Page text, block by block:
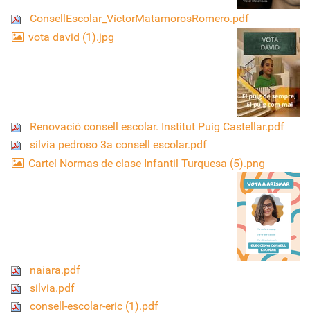
ConsellEscolar_VíctorMatamorosRomero.pdf
vota david (1).jpg
Renovació consell escolar. Institut Puig Castellar.pdf
silvia pedroso 3a consell escolar.pdf
Cartel Normas de clase Infantil Turquesa (5).png
naiara.pdf
silvia.pdf
consell-escolar-eric (1).pdf